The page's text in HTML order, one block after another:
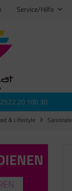
Service/Hilfe
20 100 30
& Lifestyle